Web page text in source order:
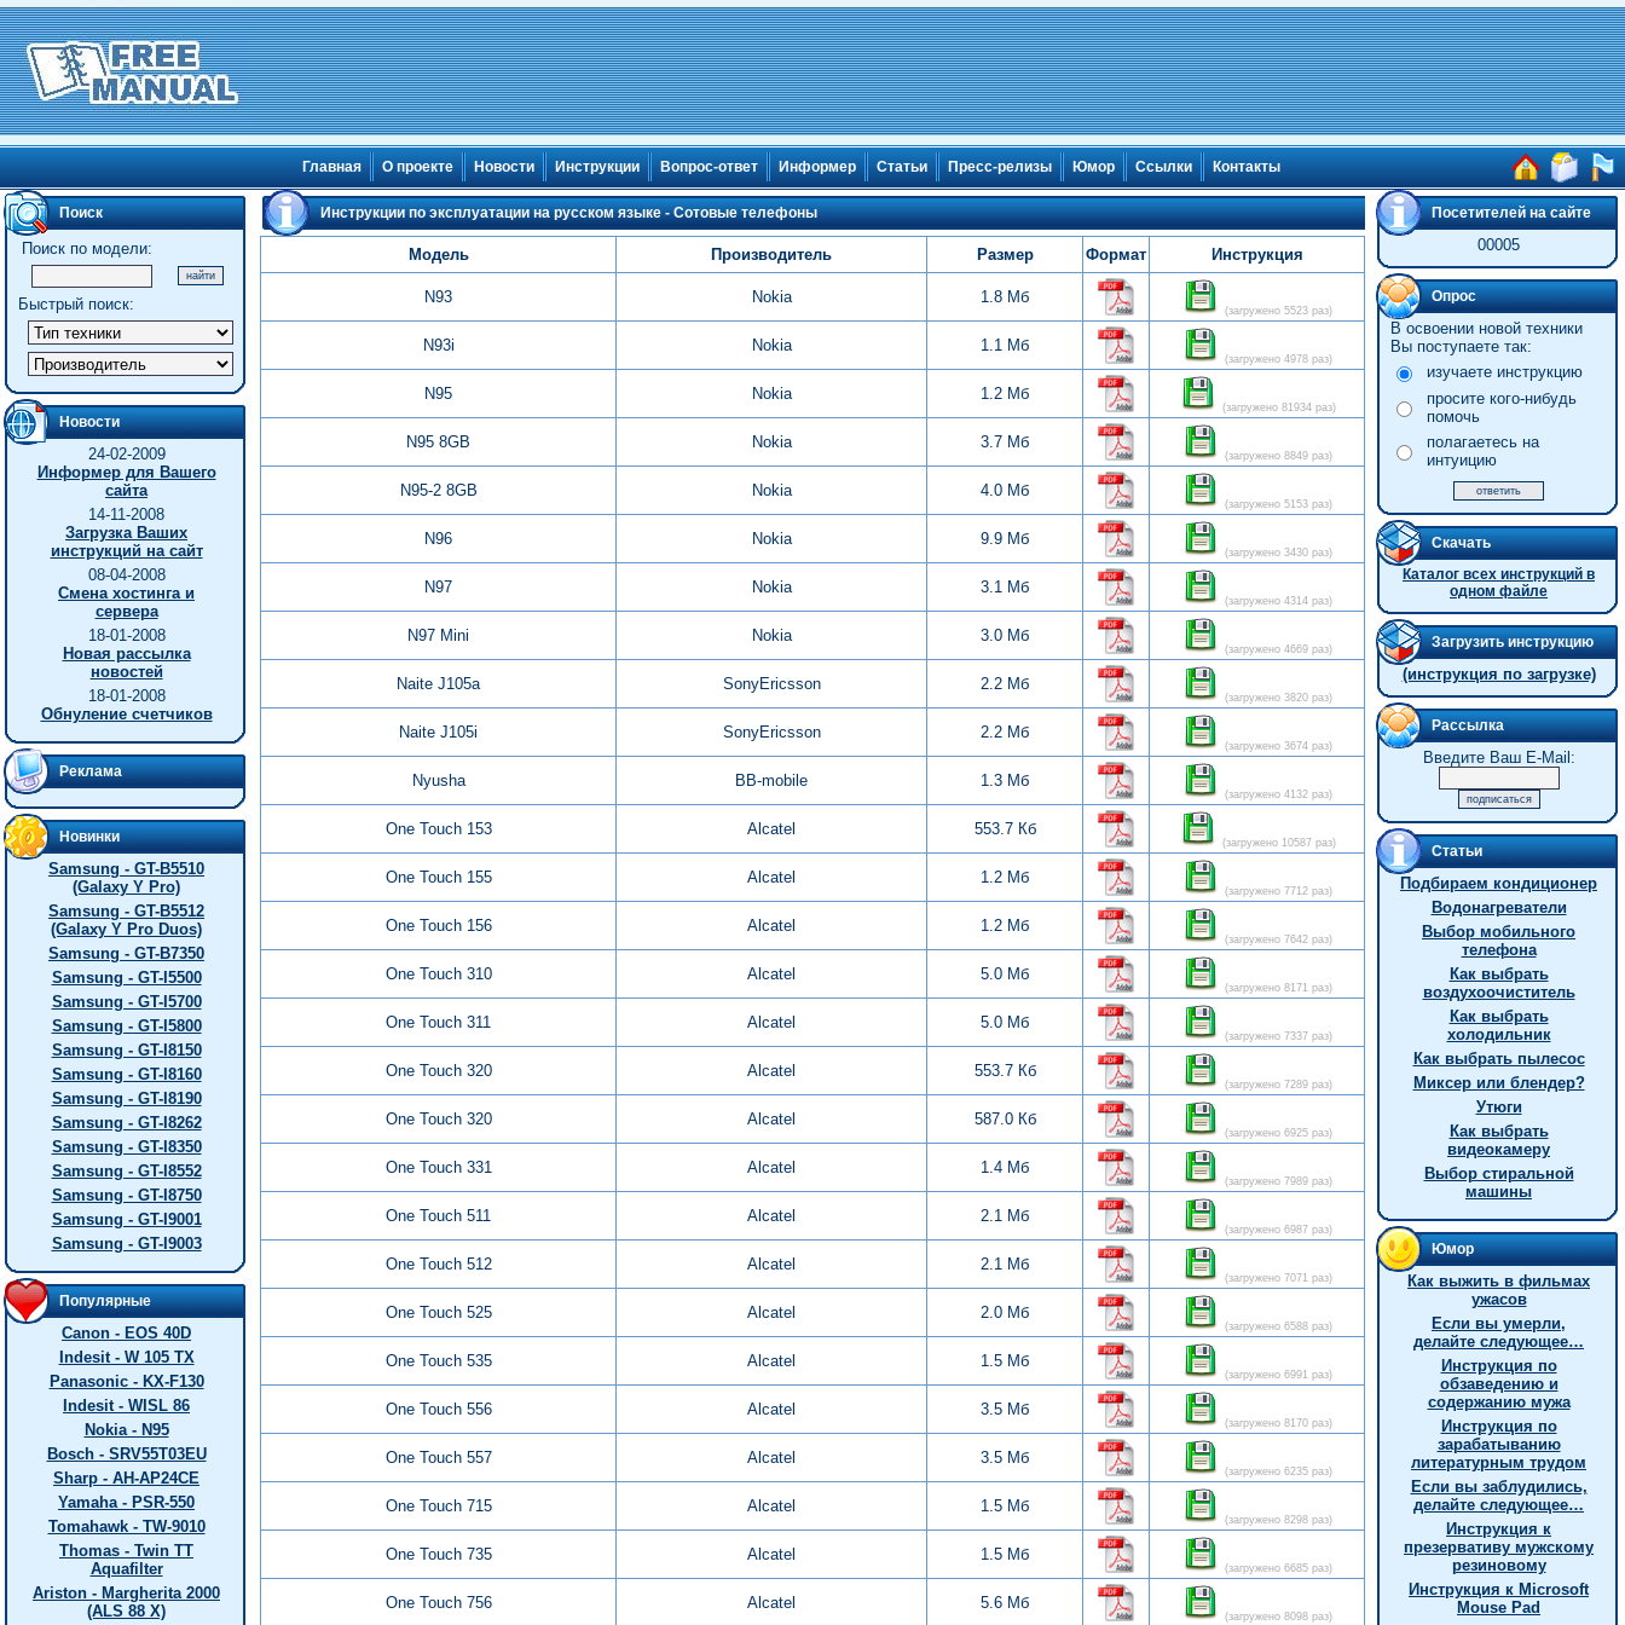
Главная О проекте Новости Инструкции Вопрос-ответ Информер Статьи Пресс-релизы Юмор Ссылки Контакты
Поиск
Поиск по модели:
Быстрый поиск:
Новости
24-02-2009
Информер для Вашего
сайта
14-11-2008
Загрузка Ваших
инструкций на сайт
08-04-2008
Смена хостинга и
сервера
18-01-2008
Новая рассылка
новостей
18-01-2008
Обнуление счетчиков
Реклама
Новинки
Samsung - GT-B5510
(Galaxy Y Pro)
Samsung - GT-B5512
(Galaxy Y Pro Duos)
Samsung - GT-B7350
Samsung - GT-I5500
Samsung - GT-I5700
Samsung - GT-I5800
Samsung - GT-I8150
Samsung - GT-I8160
Samsung - GT-I8190
Samsung - GT-I8262
Samsung - GT-I8350
Samsung - GT-I8552
Samsung - GT-I8750
Samsung - GT-I9001
Samsung - GT-I9003
Популярные
Canon - EOS 40D
Indesit - W 105 TX
Panasonic - KX-F130
Indesit - WISL 86
Nokia - N95
Bosch - SRV55T03EU
Sharp - AH-AP24CE
Yamaha - PSR-550
Tomahawk - TW-9010
Thomas - Twin TT
Aquafilter
Ariston - Margherita 2000
(ALS 88 X)
Инструкции по эксплуатации на русском языке - Сотовые телефоны
Модель Производитель Размер Формат Инструкция
N93 Nokia 1.8 Мб
(загружено 5523 раз)
N93i Nokia 1.1 Мб
(загружено 4978 раз)
N95 Nokia 1.2 Мб
(загружено 81934 раз)
N95 8GB Nokia 3.7 Мб
(загружено 8849 раз)
N95-2 8GB Nokia 4.0 Мб
(загружено 5153 раз)
N96 Nokia 9.9 Мб
(загружено 3430 раз)
N97 Nokia 3.1 Мб
(загружено 4314 раз)
N97 Mini Nokia 3.0 Мб
(загружено 4669 раз)
Naite J105a SonyEricsson 2.2 Мб
(загружено 3820 раз)
Naite J105i SonyEricsson 2.2 Мб
(загружено 3674 раз)
Nyusha BB-mobile 1.3 Мб
(загружено 4132 раз)
One Touch 153 Alcatel 553.7 Кб
(загружено 10587 раз)
One Touch 155 Alcatel 1.2 Мб
(загружено 7712 раз)
One Touch 156 Alcatel 1.2 Мб
(загружено 7642 раз)
One Touch 310 Alcatel 5.0 Мб
(загружено 8171 раз)
One Touch 311 Alcatel 5.0 Мб
(загружено 7337 раз)
One Touch 320 Alcatel 553.7 Кб
(загружено 7289 раз)
One Touch 320 Alcatel 587.0 Кб
(загружено 6925 раз)
One Touch 331 Alcatel 1.4 Мб
(загружено 7989 раз)
One Touch 511 Alcatel 2.1 Мб
(загружено 6987 раз)
One Touch 512 Alcatel 2.1 Мб
(загружено 7071 раз)
One Touch 525 Alcatel 2.0 Мб
(загружено 6588 раз)
One Touch 535 Alcatel 1.5 Мб
(загружено 6991 раз)
One Touch 556 Alcatel 3.5 Мб
(загружено 8170 раз)
One Touch 557 Alcatel 3.5 Мб
(загружено 6235 раз)
One Touch 715 Alcatel 1.5 Мб
(загружено 8298 раз)
One Touch 735 Alcatel 1.5 Мб
(загружено 6685 раз)
One Touch 756 Alcatel 5.6 Мб
(загружено 8098 раз)
Посетителей на сайте
00005
Опрос
В освоении новой техники
Вы поступаете так:
изучаете инструкцию
просите кого-нибудь
помочь
полагаетесь на
интуицию
Скачать
Каталог всех инструкций в
одном файле
Загрузить инструкцию
(инструкция по загрузке)
Рассылка
Введите Ваш E-Mail:
Статьи
Подбираем кондиционер
Водонагреватели
Выбор мобильного
телефона
Как выбрать
воздухоочиститель
Как выбрать
холодильник
Как выбрать пылесос
Миксер или блендер?
Утюги
Как выбрать
видеокамеру
Выбор стиральной
машины
Юмор
Как выжить в фильмах
ужасов
Если вы умерли,
делайте следующее…
Инструкция по
обзаведению и
содержанию мужа
Инструкция по
зарабатыванию
литературным трудом
Если вы заблудились,
делайте следующее…
Инструкция к
презервативу мужскому
резиновому
Инструкция к Microsoft
Mouse Pad